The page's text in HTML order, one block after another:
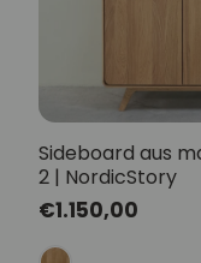
Sideboard aus
2 | NordicStory
Normaler
Preis
€1.150,00